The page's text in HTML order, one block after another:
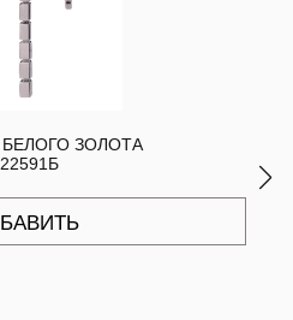
ЗОЛОТА